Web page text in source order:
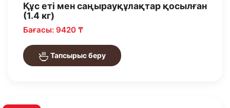
Құс еті мен саңырауқұлақтар қосылған
(1.4 кг)
Бағасы: 9420 ₸
Тапсырыс беру